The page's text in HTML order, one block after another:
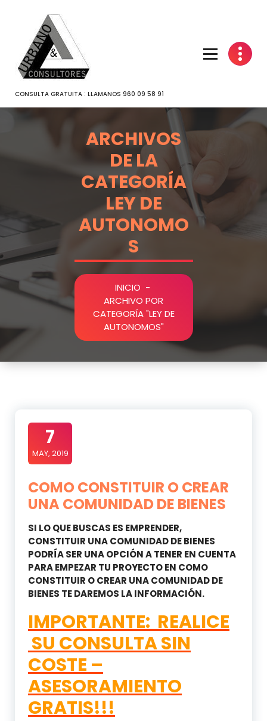
CONTENIDO
CONSULTA GRATUITA : LLAMANOS 960 09 58 91
ARCHIVOS
DE LA
CATEGORÍA
LEY DE
AUTONOMO
S
INICIO -
ARCHIVO POR
CATEGORÍA "LEY DE
AUTONOMOS"
7
MAY, 2019
COMO CONSTITUIR O CREAR
UNA COMUNIDAD DE BIENES
SI LO QUE BUSCAS ES EMPRENDER,
CONSTITUIR UNA COMUNIDAD DE BIENES
PODRÍA SER UNA OPCIÓN A TENER EN CUENTA
PARA EMPEZAR TU PROYECTO EN COMO
CONSTITUIR O CREAR UNA COMUNIDAD DE
BIENES TE DAREMOS LA INFORMACIÓN.
IMPORTANTE: REALICE
SU CONSULTA SIN
COSTE –
ASESORAMIENTO
GRATIS!!!